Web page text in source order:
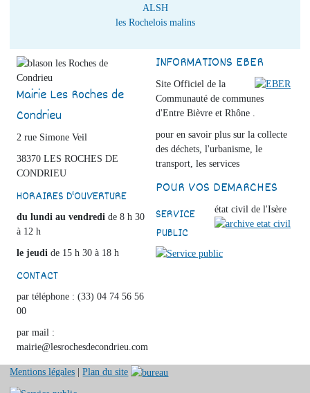
ALSH
les Rochelois malins
Mairie Les Roches de
Condrieu
2 rue Simone Veil
38370 LES ROCHES DE
CONDRIEU
HORAIRES D'OUVERTURE
du lundi au vendredi de 8 h 30
à 12 h
le jeudi de 15 h 30 à 18 h
CONTACT
par téléphone : (33) 04 74 56 56
00
par mail :
mairie@lesrochesdecondrieu.com
INFORMATIONS EBER
Site Officiel de la
Communauté de communes
d'Entre Bièvre et Rhône .
pour en savoir plus sur la collecte
des déchets, l'urbanisme, le
transport, les services
POUR VOS DEMARCHES
état civil de l'Isère
SERVICE
PUBLIC
Mentions légales |Plan du site